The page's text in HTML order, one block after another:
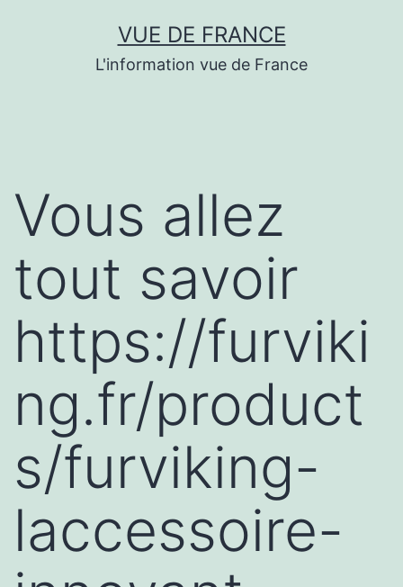
VUE DE FRANCE
L'information vue de France
Vous allez
tout savoir
https://furviki
ng.fr/product
s/furviking-
laccessoire-